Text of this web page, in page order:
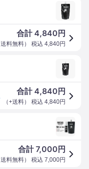
合計4,840 円
送料無料） 税込 4,840円
合計4,840 円
（+送料） 税込 4,840円
合計7,000 円
送料無料） 税込 7,000円